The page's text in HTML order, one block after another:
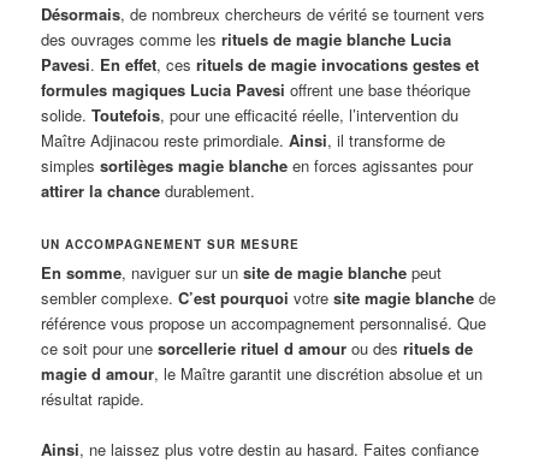
Désormais, de nombreux chercheurs de vérité se tournent vers
des ouvrages comme lesrituels de magie blanche Lucia
Pavesi. En effet, cesrituels de magie invocations gestes et
formules magiques Lucia Pavesi offrent une base théorique
solide.Toutefois, pour une efficacité réelle, l’intervention du
Maître Adjinacou reste primordiale.Ainsi, il transforme de
simplessortilèges magie blanche en forces agissantes pour
attirer la chance durablement.
UN ACCOMPAGNEMENT SUR MESURE
En somme, naviguer sur unsite de magie blanche peut
sembler complexe.C’est pourquoi votresite magie blanche de
référence vous propose un accompagnement personnalisé. Que
ce soit pour unesorcellerie rituel d amour ou desrituels de
magie d amour, le Maître garantit une discrétion absolue et un
résultat rapide.
Ainsi, ne laissez plus votre destin au hasard. Faites confiance